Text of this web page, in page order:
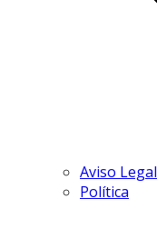
Aviso Legal
Política